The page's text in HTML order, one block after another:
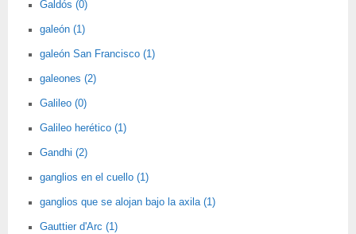
Galdós (0)
galeón (1)
galeón San Francisco (1)
galeones (2)
Galileo (0)
Galileo herético (1)
Gandhi (2)
ganglios en el cuello (1)
ganglios que se alojan bajo la axila (1)
Gauttier d'Arc (1)